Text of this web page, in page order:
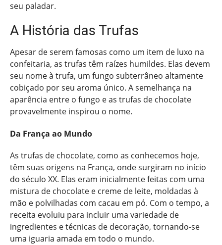
seu paladar.
A História das Trufas
Apesar de serem famosas como um item de luxo na
confeitaria, as trufas têm raízes humildes. Elas devem
seu nome à trufa, um fungo subterrâneo altamente
cobiçado por seu aroma único. A semelhança na
aparência entre o fungo e as trufas de chocolate
provavelmente inspirou o nome.
Da França ao Mundo
As trufas de chocolate, como as conhecemos hoje,
têm suas origens na França, onde surgiram no início
do século XX. Elas eram inicialmente feitas com uma
mistura de chocolate e creme de leite, moldadas à
mão e polvilhadas com cacau em pó. Com o tempo, a
receita evoluiu para incluir uma variedade de
ingredientes e técnicas de decoração, tornando-se
uma iguaria amada em todo o mundo.